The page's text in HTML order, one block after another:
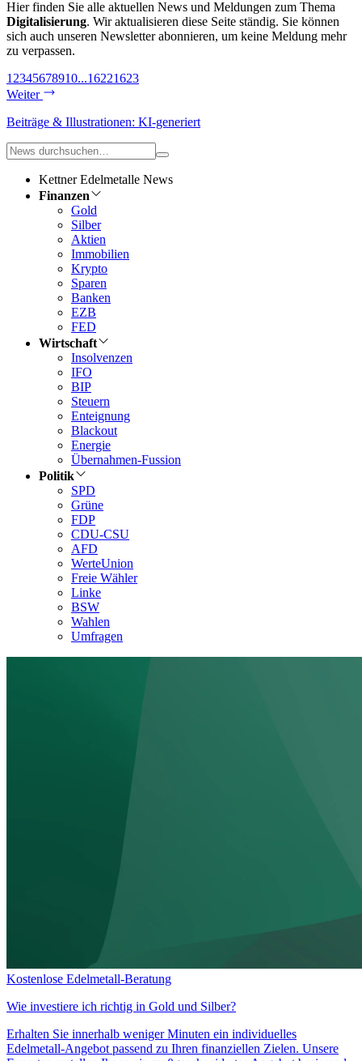
Hier finden Sie alle aktuellen News und Meldungen zum Thema
Digitalisierung. Wir aktualisieren diese Seite ständig. Sie können
sich auch unseren Newsletter abonnieren, um keine Meldung mehr
zu verpassen.
1 2345678910...16221623
Weiter
Beiträge & Illustrationen: KI-generiert
Kettner Edelmetalle News
Finanzen
Gold
Silber
Aktien
Immobilien
Krypto
Sparen
Banken
EZB
FED
Wirtschaft
Insolvenzen
IFO
BIP
Steuern
Enteignung
Blackout
Energie
Übernahmen-Fussion
Politik
SPD
Grüne
FDP
CDU-CSU
AFD
WerteUnion
Freie Wähler
Linke
BSW
Wahlen
Umfragen
Kostenlose Edelmetall-Beratung
Wie investiere ich richtig in Gold und Silber?
Erhalten Sie innerhalb weniger Minuten ein individuelles
Edelmetall-Angebot passend zu Ihren finanziellen Zielen. Unsere